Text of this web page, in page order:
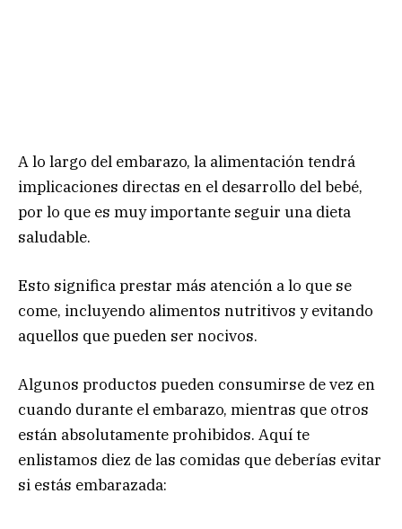
A lo largo del embarazo, la alimentación tendrá
implicaciones directas en el desarrollo del bebé,
por lo que es muy importante seguir una dieta
saludable.
Esto significa prestar más atención a lo que se
come, incluyendo alimentos nutritivos y evitando
aquellos que pueden ser nocivos.
Algunos productos pueden consumirse de vez en
cuando durante el embarazo, mientras que otros
están absolutamente prohibidos. Aquí te
enlistamos diez de las comidas que deberías evitar
si estás embarazada: